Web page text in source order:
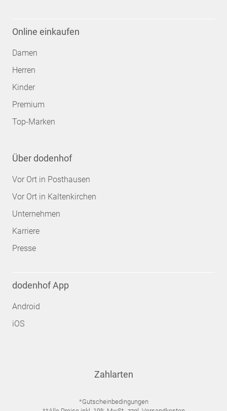
Online einkaufen
Damen
Herren
Kinder
Premium
Top-Marken
Über dodenhof
Vor Ort in Posthausen
Vor Ort in Kaltenkirchen
Unternehmen
Karriere
Presse
dodenhof App
Android
iOS
Zahlarten
*Gutscheinbedingungen